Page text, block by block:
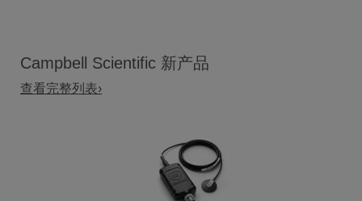
Campbell Scientific 新产品
查看完整列表›